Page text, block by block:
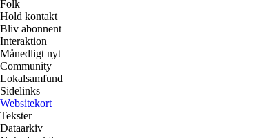
Folk
Hold kontakt
Bliv abonnent
Interaktion
Månedligt nyt
Community
Lokalsamfund
Sidelinks
Websitekort
Tekster
Dataarkiv